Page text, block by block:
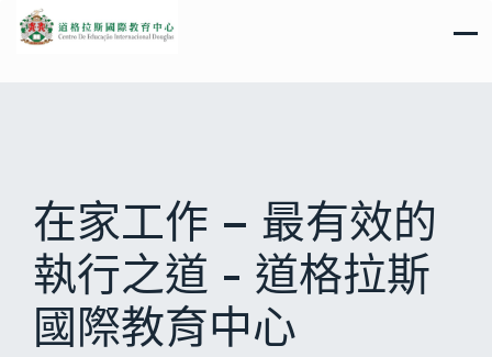
在家工作 – 最有效的
執行之道 - 道格拉斯
國際教育中心